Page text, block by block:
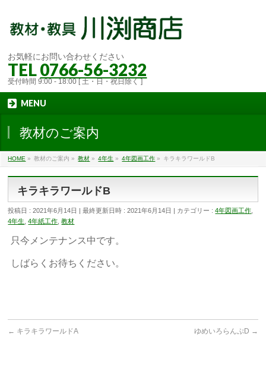
お気軽にお問い合わせください
TEL0766-56-3232
受付時間 9:00 - 18:00 [ 土・日・祝日除く ]
MENU
教材のご案内
HOME » 教材のご案内 » 教材 » 4年生 » 4年図画工作 » キラキラワールドB
キラキラワールドB
投稿日 : 2021年6月14日 最終更新日時 : 2021年6月14日 カテゴリー :4年図画工作
4年生 ,4年紙工作 ,教材
只今メンテナンス中です。
しばらくお待ちください。
← キラキラワールドA ゆめいろらんぷD →